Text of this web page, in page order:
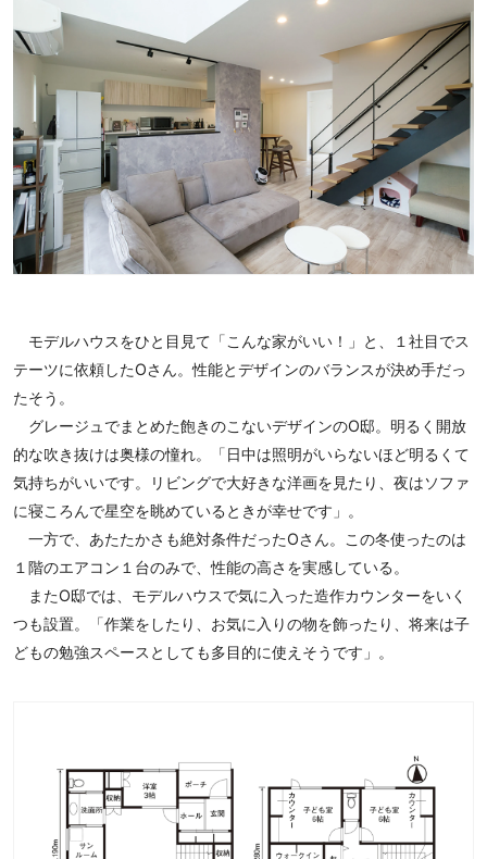
モデルハウスをひと目見て「こんな家がいい！」と、１社目でス
テーツに依頼したOさん。性能とデザインのバランスが決め手だっ
たそう。
グレージュでまとめた飽きのこないデザインのO邸。明るく開放
的な吹き抜けは奥様の憧れ。「日中は照明がいらないほど明るくて
気持ちがいいです。リビングで大好きな洋画を見たり、夜はソファ
に寝ころんで星空を眺めているときが幸せです」。
一方で、あたたかさも絶対条件だったOさん。この冬使ったのは
１階のエアコン１台のみで、性能の高さを実感している。
またO邸では、モデルハウスで気に入った造作カウンターをいく
つも設置。「作業をしたり、お気に入りの物を飾ったり、将来は子
どもの勉強スペースとしても多目的に使えそうです」。